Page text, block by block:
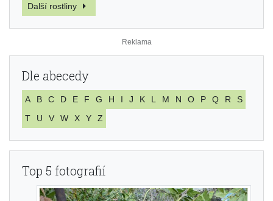
Další rostliny
Dle abecedy
A B C D E F G H I J K L M N O P Q R
S
T
U V W X Y Z
Top 5 fotografií